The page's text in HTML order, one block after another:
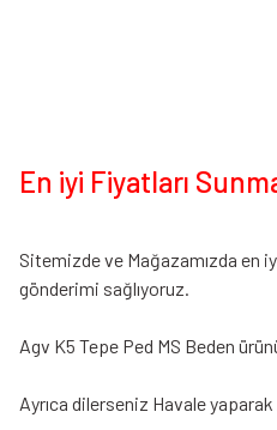
En iyi Fiyatları
Sitemizde ve Mağazamızda en
gönderimi sağlıyoruz.
Agv K5 Tepe Ped MS Beden
Ayrıca dilerseniz Havale